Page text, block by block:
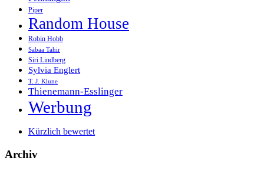
Piper
Random House
Robin Hobb
Sabaa Tahir
Siri Lindberg
Sylvia Englert
T. J. Klune
Thienemann-Esslinger
Werbung
Kürzlich bewertet
Archiv